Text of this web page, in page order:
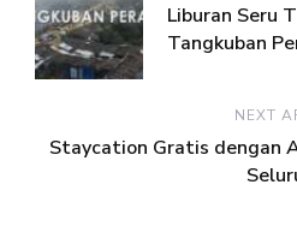
Liburan Seru
Tangkuban
NEXT
Staycation Gratis dengan